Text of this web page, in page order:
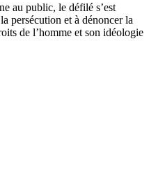
au public, le défilé s’est
persécution et à dénoncer la
de l’homme et son idéologie